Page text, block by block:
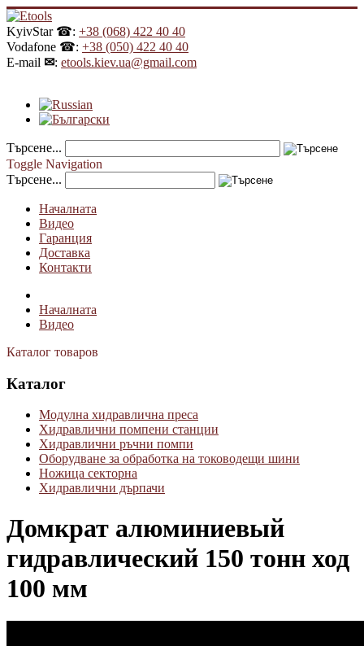
KyivStar ☎: +38 (068) 422 40 40
Vodafone ☎: +38 (050) 422 40 40
E-mail ✉: etools.kiev.ua@gmail.com
Търсене...
Toggle Navigation
Търсене...
Началната
Видео
Гаранция
Доставка
Контакти
Началната
Видео
Каталог товаров
Каталог
Модулна хидравлична преса
Хидравлични помпени станции
Хидравлични ръчни помпи
Оборудване за обработка на тоководещи шини
Ножица секторна
Хидравлични дърпачи
Домкрат алюминиевый
гидравлический 150 тонн ход
100 мм